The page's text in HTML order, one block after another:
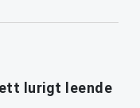
lurigt leende